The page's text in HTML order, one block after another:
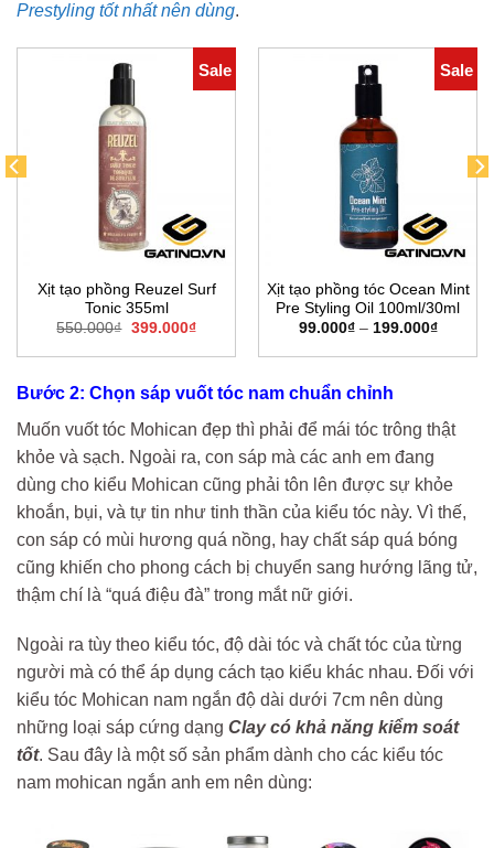
Prestyling tốt nhất nên dùng.
Sale
Xịt tạo phồng Reuzel Surf
Tonic 355ml
550.000₫ Giá
là:
399.000₫Giá
tại
399.000₫.
Sale
Xịt tạo phồng tóc Ocean Mint
Pre Styling Oil 100ml/30ml
99.000₫ – 199.000₫Khoảng
từ
Bước 2: Chọn sáp vuốt tóc nam chuẩn chỉnh
Muốn vuốt tóc Mohican đẹp thì phải để mái tóc trông thật
khỏe và sạch. Ngoài ra, con sáp mà các anh em đang
dùng cho kiểu Mohican cũng phải tôn lên được sự khỏe
khoắn, bụi, và tự tin như tinh thần của kiểu tóc này. Vì thế,
con sáp có mùi hương quá nồng, hay chất sáp quá bóng
cũng khiến cho phong cách bị chuyển sang hướng lãng tử,
thậm chí là “quá điệu đà” trong mắt nữ giới.
Ngoài ra tùy theo kiểu tóc, độ dài tóc và chất tóc của từng
người mà có thể áp dụng cách tạo kiểu khác nhau. Đối với
kiểu tóc Mohican nam ngắn độ dài dưới 7cm nên dùng
những loại sáp cứng dạng Clay có khả năng kiểm soát
tốt. Sau đây là một số sản phẩm dành cho các kiểu tóc
nam mohican ngắn anh em nên dùng: